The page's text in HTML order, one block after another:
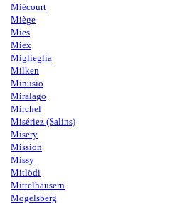
Miécourt
Miège
Mies
Miex
Miglieglia
Milken
Minusio
Miralago
Mirchel
Misériez (Salins)
Misery
Mission
Missy
Mitlödi
Mittelhäusern
Mogelsberg